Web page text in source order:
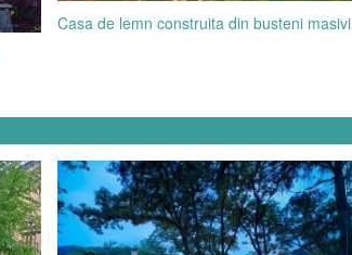
Casa de lemn construita din busteni masivi